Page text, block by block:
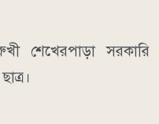
শেখেরপাড়া সরকারি